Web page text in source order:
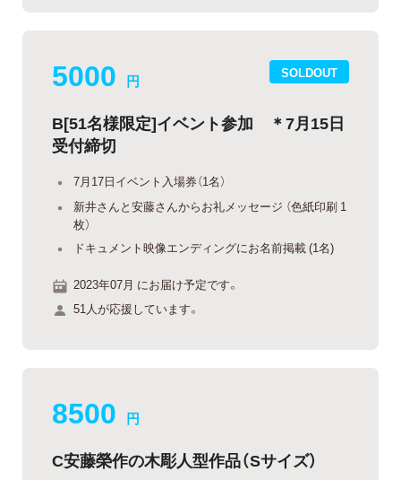
SOLDOUT
5000 円
B[51名様限定]イベント参加 ＊7月15日
受付締切
7月17日イベント入場券（1名）
新井さんと安藤さんからお礼メッセージ （色紙印刷 1
枚）
ドキュメント映像エンディングにお名前掲載 (1名)
2023年07月 にお届け予定です。
51人が応援しています。
8500 円
C安藤榮作の木彫人型作品（Sサイズ）